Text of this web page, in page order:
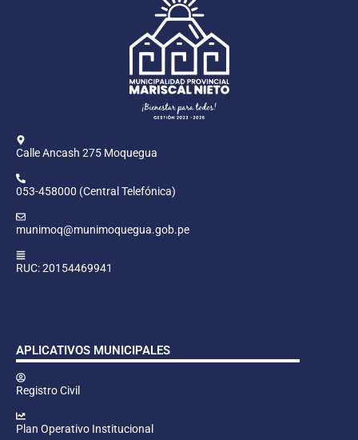
Calle Ancash 275 Moquegua
053-458000 (Central Telefónica)
munimoq@munimoquegua.gob.pe
RUC: 20154469941
APLICATIVOS MUNICIPALES
Registro Civil
Plan Operativo Institucional